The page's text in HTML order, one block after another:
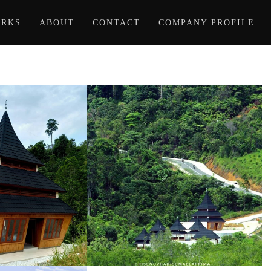
ABOUT CONTACT COMPANY PROFILE